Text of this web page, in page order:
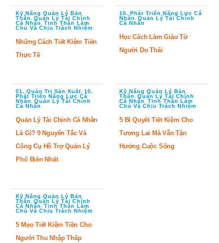
Kỹ Năng Quản Lý Bản
Thân ,Quản Lý Tài Chính
Cá Nhân , Tinh Thần Làm
Chủ Và Chịu Trách Nhiệm
Những Cách Tiết Kiệm Tiền
Thực Tế
10. Phát Triển Năng Lực Cá
Nhân ,Quản Lý Tài Chính
Cá Nhân
Học Cách Làm Giàu Từ
Người Do Thái
01. Quản Trị Sản Xuất,10.
Phát Triển Năng Lực Cá
Nhân ,Quản Lý Tài Chính
Cá Nhân
Quản Lý Tài Chính Cá Nhân
Là Gì? 9 Nguyên Tắc Và
Công Cụ Hỗ Trợ Quản Lý
Phổ Biến Nhất
Kỹ Năng Quản Lý Bản
Thân ,Quản Lý Tài Chính
Cá Nhân , Tinh Thần Làm
Chủ Và Chịu Trách Nhiệm
5 Bí Quyết Tiết Kiệm Cho
Tương Lai Mà Vẫn Tận
Hưởng Cuộc Sống
Kỹ Năng Quản Lý Bản
Thân ,Quản Lý Tài Chính
Cá Nhân , Tinh Thần Làm
Chủ Và Chịu Trách Nhiệm
5 Mẹo Tiết Kiệm Tiền Cho
Người Thu Nhập Thấp